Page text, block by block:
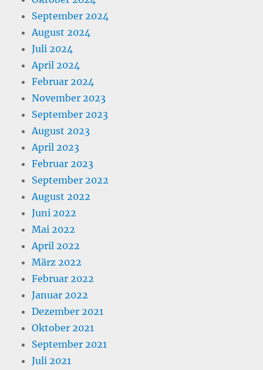
September 2024
August 2024
Juli 2024
April 2024
Februar 2024
November 2023
September 2023
August 2023
April 2023
Februar 2023
September 2022
August 2022
Juni 2022
Mai 2022
April 2022
März 2022
Februar 2022
Januar 2022
Dezember 2021
Oktober 2021
September 2021
Juli 2021